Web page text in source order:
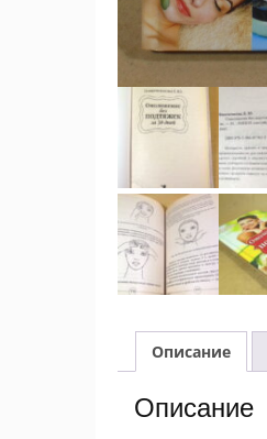
Описание
Описание